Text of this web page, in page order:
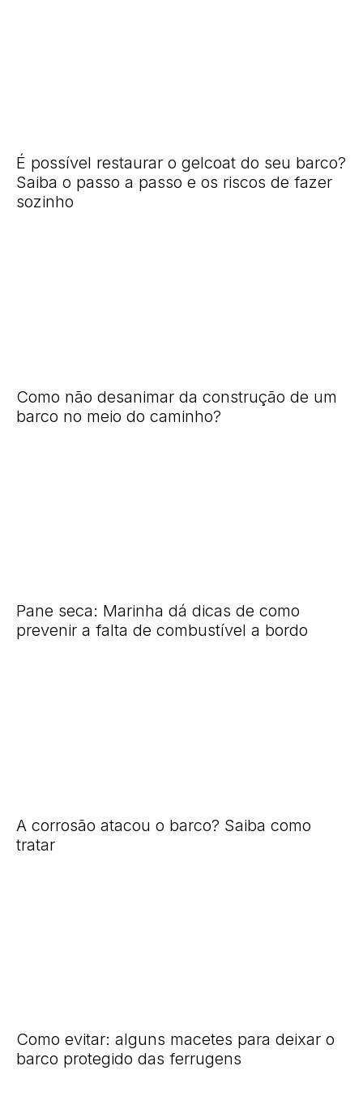
É possível restaurar o gelcoat do seu barco?
Saiba o passo a passo e os riscos de fazer
sozinho
Como não desanimar da construção de um
barco no meio do caminho?
Pane seca: Marinha dá dicas de como
prevenir a falta de combustível a bordo
A corrosão atacou o barco? Saiba como
tratar
Como evitar: alguns macetes para deixar o
barco protegido das ferrugens